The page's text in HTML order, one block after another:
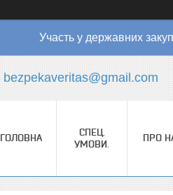
Участь у державних
bezpekaveritas@gmail.com
ГОЛОВНА
СПЕЦ.
УМОВИ.
ПРО